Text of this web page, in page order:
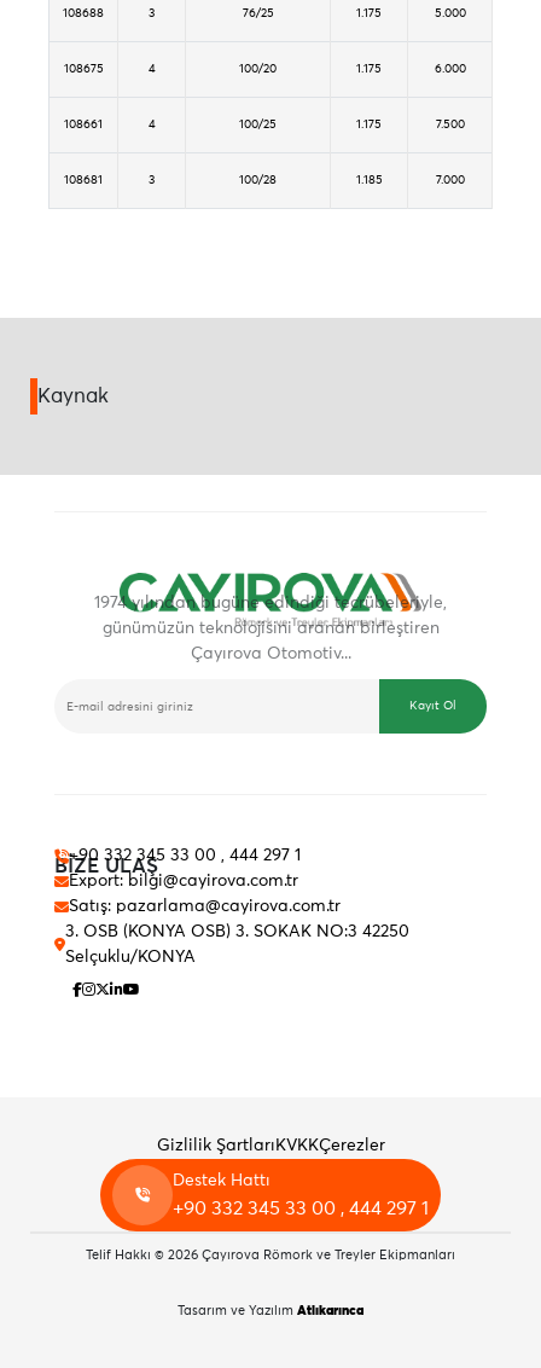
108688 3 76/25 1.175 5.000
108675 4 100/20 1.175 6.000
108661 4 100/25 1.175 7.500
108681 3 100/28 1.185 7.000
Kaynak
1974 yılından bugüne edindiği tecrübeleriyle,
günümüzün teknolojisini aranan birleştiren
Çayırova Otomotiv...
Kayıt Ol
BİZE ULAŞ
+90 332 345 33 00 , 444 297 1
Export: bilgi@cayirova.com.tr
Satış: pazarlama@cayirova.com.tr
3. OSB (KONYA OSB) 3. SOKAK NO:3 42250
Selçuklu/KONYA
Gizlilik Şartları KVKKÇerezler
Destek Hattı
+90 332 345 33 00 , 444 297 1
Telif Hakkı © 2026 Çayırova Römork ve Treyler Ekipmanları
Tasarım ve Yazılım Atlıkarınca